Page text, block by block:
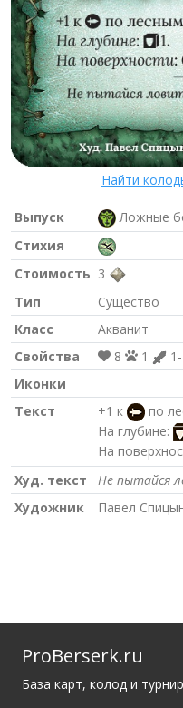
Найти
Выпуск Ложные
Стихия
Стоимость 3
Тип
Существо
Класс
Акванит
Свойства
8 1
Иконки
Текст
+1 к
по
На глубине:
На
Худ. текст
Не пытайся
Художник
Павел
ProBerserk.ru
База карт, колод и